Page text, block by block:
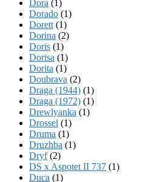
Dora (1)
Dorado (1)
Dorett (1)
Dorina (2)
Doris (1)
Dorisa (1)
Dorita (1)
Doubrava (2)
Draga (1944) (1)
Draga (1972) (1)
Drewlyanka (1)
Drossel (1)
Druma (1)
Druzhba (1)
Dryf(2)
DS x Aspotet II 737 (1)
Duca (1)